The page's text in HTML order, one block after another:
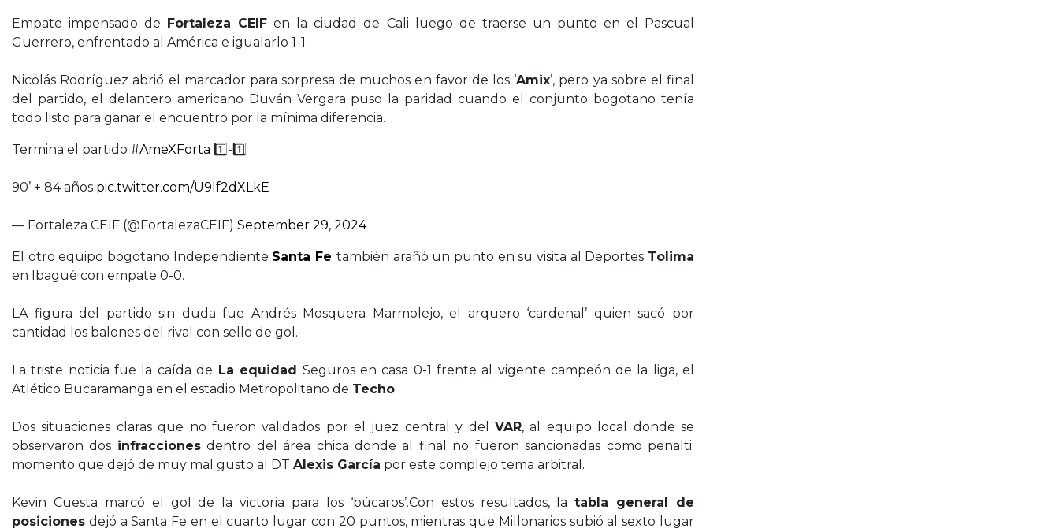
Empate impensado de Fortaleza CEIF en la ciudad de Cali luego de traerse un punto en el Pascual
Guerrero, enfrentado al América e igualarlo 1-1.
Nicolás Rodríguez abrió el marcador para sorpresa de muchos en favor de los ‘Amix’, pero ya sobre el final
del partido, el delantero americano Duván Vergara puso la paridad cuando el conjunto bogotano tenía
todo listo para ganar el encuentro por la mínima diferencia.
Termina el partido #AmeXForta 1️⃣-1️⃣
90’ + 84 años pic.twitter.com/U9If2dXLkE
— Fortaleza CEIF (@FortalezaCEIF) September 29, 2024
El otro equipo bogotano Independiente Santa Fe también arañó un punto en su visita al Deportes Tolima
en Ibagué con empate 0-0.
LA figura del partido sin duda fue Andrés Mosquera Marmolejo, el arquero ‘cardenal’ quien sacó por
cantidad los balones del rival con sello de gol.
La triste noticia fue la caída de La equidad Seguros en casa 0-1 frente al vigente campeón de la liga, el
Atlético Bucaramanga en el estadio Metropolitano de Techo.
Dos situaciones claras que no fueron validados por el juez central y delVAR, al equipo local donde se
observaron dos infraccionesdentro del área chica donde al final no fueron sancionadas como penalti;
momento que dejó de muy mal gusto al DT Alexis García por este complejo tema arbitral.
Kevin Cuesta marcó el gol de la victoria para los ‘búcaros’.Con estos resultados, latabla general de
posiciones dejó a Santa Fe en el cuarto lugar con 20 puntos, mientras que Millonarios subió al sexto lugar